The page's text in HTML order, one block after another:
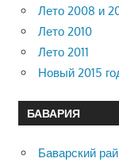
Лето 2008 и
Лето 2010
Лето 2011
Новый 2015
БАВАРИЯ
Баварский рай